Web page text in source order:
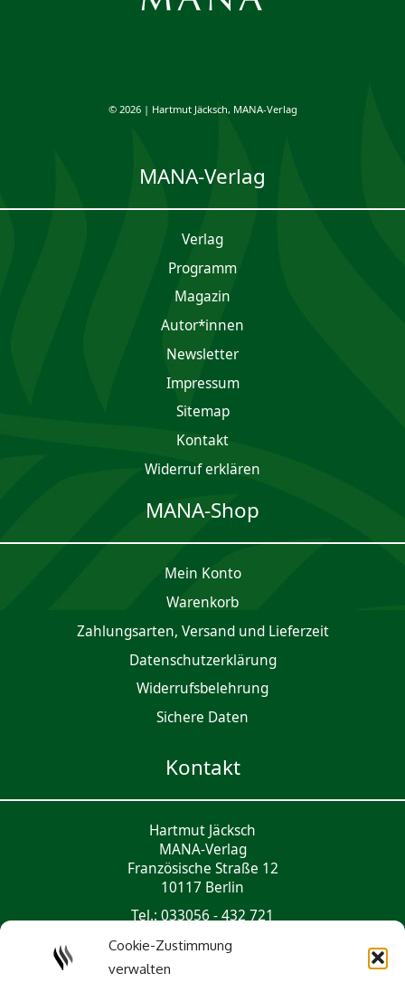
Cookie-Zustimmung
verwalten
© 2026 | Hartmut Jäcksch, MANA-Verlag
MANA-Verlag
Verlag
Programm
Magazin
Autor*innen
Newsletter
Impres­sum
Sitemap
Kontakt
Widerruf erklären
MANA-Shop
Mein Konto
Waren­korb
Zahlungsarten, Versand und Lieferzeit
Daten­schutz­er­klärung
Widerrufsbelehrung
Sichere Daten
Kontakt
Hartmut Jäcksch
MANA-Verlag
Französische Straße 12
10117 Berlin
Tel.: 033056 - 432 721
Social Media